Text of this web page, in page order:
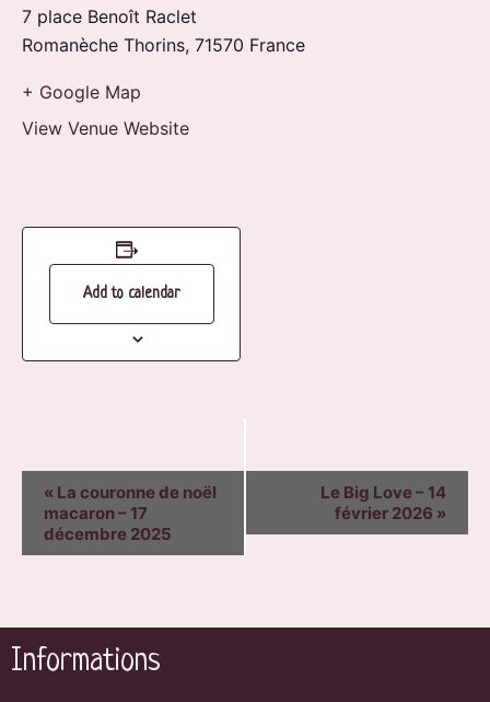
7 place Benoît Raclet
Romanèche Thorins, 71570 France
+ Google Map
View Venue Website
Add to calendar
EVENT
NAVIGATION
« La couronne de noël
macaron – 17
décembre 2025
Le Big Love – 14
février 2026 »
Informations